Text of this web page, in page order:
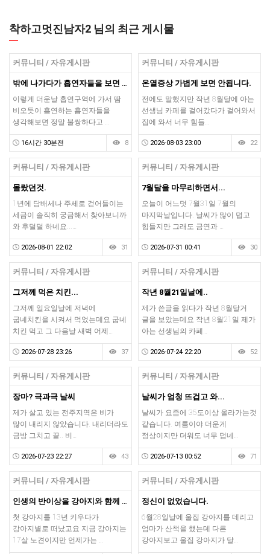
착하고멋진남자2 님의 최근 게시물
커뮤니티 / 자유게시판
밖에 나가다가 흡연자들을 보면 불쌍합니다.
이렇게 더운날 흡연구역에 가서 땀
비오듯이 흡연하는 흡연자들을
생각해보면 정말 불쌍하다고 …
16시간 30분전 8
커뮤니티 / 자유게시판
온열증상 가볍게 보면 안됩니다.
전에도 말했지만 작년 8월달에 아는
선생님 카페를 걸어갔다가 걸어와서
집에 와서 너무 힘들…
2026-08-03 23:00 22
커뮤니티 / 자유게시판
몰랐던것.
1년에 담배세나 주세로 걷어들이는
세금이 솔직히 궁금해서 찾아보니까
와 후덜덜 하네요...…
2026-08-01 22:02 31
커뮤니티 / 자유게시판
7월달을 마무리하면서...
오늘이 어느덧 7월31일 7월의
마지막날입니다. 날씨가 많이 덥고
힘들지만 그래도 금연과 …
2026-07-31 00:41 30
커뮤니티 / 자유게시판
그저께 먹은 치킨...
그저께 일요일날에 저녁에
굽네치킨을 시켜서 먹었는데요 굽네
치킨 먹고 그 다음날 새벽 어제…
2026-07-28 23:26 37
커뮤니티 / 자유게시판
작년 8월21일날에..
제가 쓴글을 읽다가 작년 8월달거
글을 보았는데요 작년 8월21일 제가
아는 선생님의 카페…
2026-07-24 22:20 52
커뮤니티 / 자유게시판
장마? 극과극 날씨
제가 살고 있는 전주지역은 비가
많이 내리지 않았습니다. 내리더라도
금방 그치고 끝.. 비…
2026-07-23 22:27 43
커뮤니티 / 자유게시판
날씨가 엄청 뜨겁고 와...
날씨가 요즘에 35도이상 올라가는것
같습니다. 여름이야 더운게
정상이지만 더워도 너무 덥네…
2026-07-13 00:52 71
커뮤니티 / 자유게시판
인생의 반이상을 강아지와 함께 했네요
첫 강아지를 13년 키우다가
강아지별로 떠났고요 지금 강아지는
17살 노견이지만 언제가는 …
커뮤니티 / 자유게시판
정신이 없었습니다.
6월28일날에 울집 강아지를 데리고
엄마가 산책을 했는데 다른
강아지보고 울집 강아지가 달…